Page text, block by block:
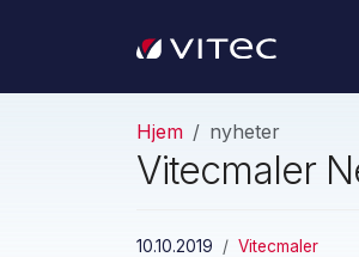
Hjem nyheter
Vitecmaler
10.10.2019 Vitecmaler